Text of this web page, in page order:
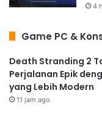
4
Game PC &
Death Stranding 2
Perjalanan Epik
yang Lebih Modern
11 jam ago